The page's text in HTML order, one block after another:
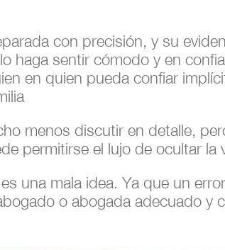
con precisión, y su
haga sentir cómodo y en
en quien pueda confiar
menos discutir en detalle,
permitirse el lujo de ocultar la
una mala idea. Ya que un
o abogada adecuado y